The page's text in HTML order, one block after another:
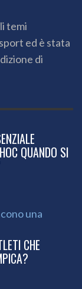
temi
ed è stata
di
QUANDO SI
CHE